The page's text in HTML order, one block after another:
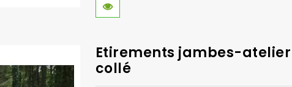
Etirements jambes-
collé